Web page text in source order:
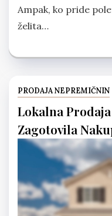
Ampak, ko pride
želita…
PRODAJA NEPREMIČNIN
Lokalna
Zagotovila